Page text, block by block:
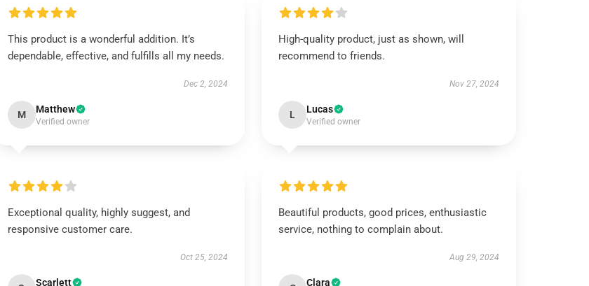
This product is a wonderful addition. It’s
dependable, effective, and fulfills all my needs.
Dec 2, 2024
M Matthew
Verified owner
High-quality product, just as shown, will
recommend to friends.
Nov 27, 2024
L Lucas
Verified owner
Exceptional quality, highly suggest, and
responsive customer care.
Oct 25, 2024
Scarlett
Beautiful products, good prices, enthusiastic
service, nothing to complain about.
Aug 29, 2024
Clara